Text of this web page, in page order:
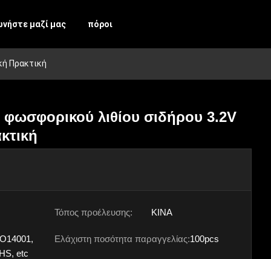
μαζί μας πόροι
Πρακτική
λιθίου σιδήρου 3.2V
Τόπος προέλευσης: ΚΙΝΑ
etc
Ελάχιστη ποσότητα παραγγελίας:100pcs